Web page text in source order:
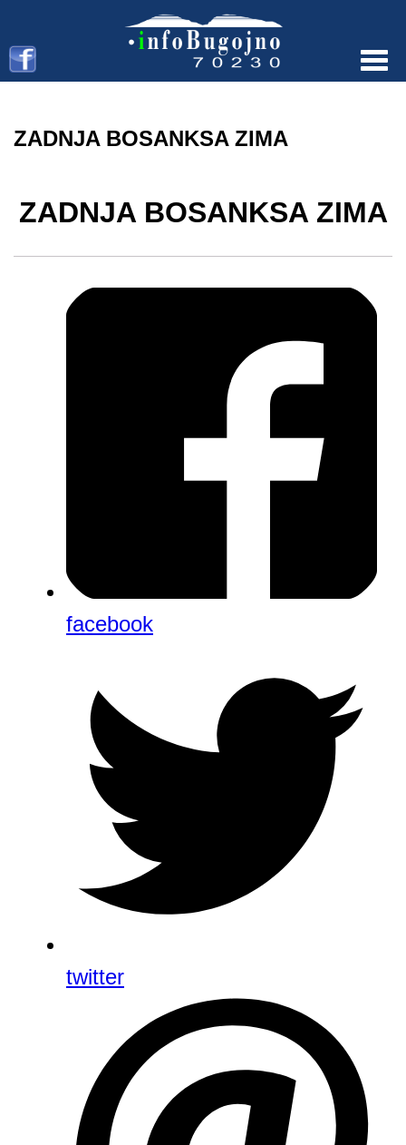
ZADNJA BOSANKSA ZIMA
ZADNJA BOSANKSA ZIMA
facebook
twitter